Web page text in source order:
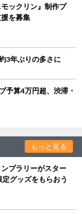
ックリン』制作プ
を募集
3年ぶりの多さに
予算4万円超、渋滞・
もっと見る
プラリーがスター
グッズをもらおう